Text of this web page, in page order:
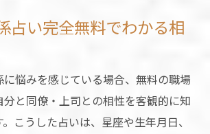
占い完全無料でわかる相
悩みを感じている場合、無料の職場
と同僚・上司との相性を客観的に知
こうした占いは、星座や生年月日、